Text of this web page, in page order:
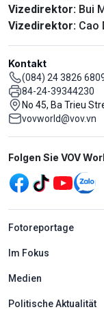
Vizedirektor: Bui
Vizedirektor: Cao
Kontakt
(084) 24 3826
84-24-39344230
No 45, Ba Trieu
vovworld@vov.vn
Mạng xã hội
Folgen Sie VOV
menu
Fotoreportage
Im Fokus
Medien
Politische Aktualität